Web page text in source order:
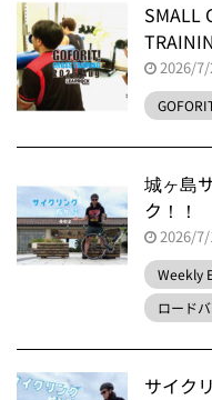
SMALL
2026/
城ヶ島
ク！！
2026/
Weekly
ロード
サイク